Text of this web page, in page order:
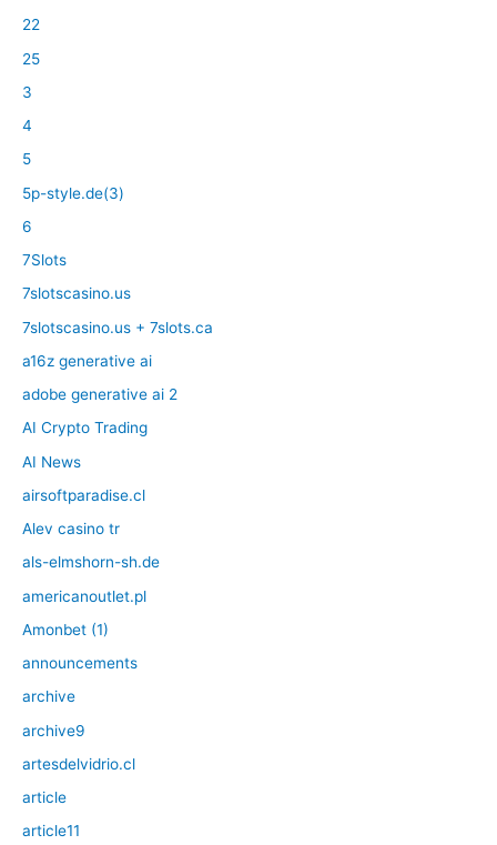
22
25
3
4
5
5p-style.de(3)
6
7Slots
7slotscasino.us
7slotscasino.us + 7slots.ca
a16z generative ai
adobe generative ai 2
AI Crypto Trading
AI News
airsoftparadise.cl
Alev casino tr
als-elmshorn-sh.de
americanoutlet.pl
Amonbet (1)
announcements
archive
archive9
artesdelvidrio.cl
article
article11